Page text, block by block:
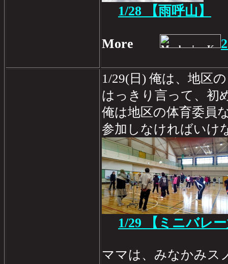
1/28 【雨呼山】
More
1/29(日) 俺は、地区
はっきり言って、初
俺は地区の体育委員
参加しなければいけ
1/29 【ミニバレ
ママは、みなかみス